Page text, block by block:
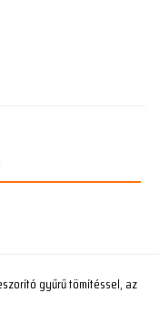
gyűrű tömítéssel, az